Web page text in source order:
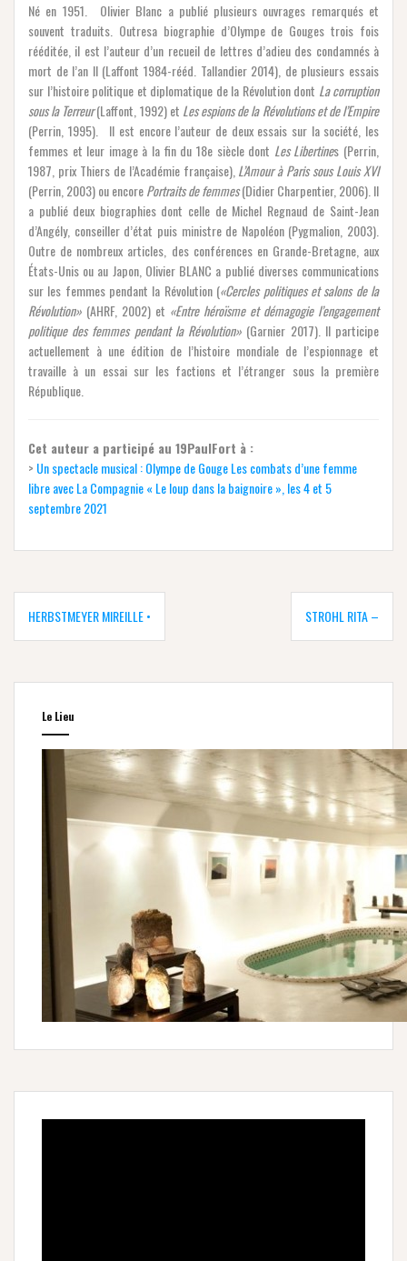
Né en 1951. Olivier Blanc a publié plusieurs ouvrages remarqués et
souvent traduits. Outresa biographie d’Olympe de Gouges trois fois
rééditée, il est l’auteur d’un recueil de lettres d’adieu des condamnés à
mort de l’an II (Laffont 1984-rééd. Tallandier 2014), de plusieurs essais
sur l’histoire politique et diplomatique de la Révolution dont La corruption
sous la Terreur(Laffont, 1992) et Les espions de la Révolutions et de l’Empire
(Perrin, 1995). Il est encore l’auteur de deux essais sur la société, les
femmes et leur image à la fin du 18e siècle dont Les Libertines (Perrin,
1987, prix Thiers de l’Académie française),L’Amour à Paris sous Louis XVI
(Perrin, 2003) ou encorePortraits de femmes(Didier Charpentier, 2006). Il
a publié deux biographies dont celle de Michel Regnaud de Saint-Jean
d’Angély, conseiller d’état puis ministre de Napoléon (Pygmalion, 2003).
Outre de nombreux articles, des conférences en Grande-Bretagne, aux
États-Unis ou au Japon, Olivier BLANC a publié diverses communications
sur les femmes pendant la Révolution («Cercles politiques et salons de la
Révolution» (AHRF, 2002) et «Entre héroïsme et démagogie l’engagement
politique des femmes pendant la Révolution» (Garnier 2017). Il participe
actuellement à une édition de l’histoire mondiale de l’espionnage et
travaille à un essai sur les factions et l’étranger sous la première
République.
Cet auteur a participé au 19PaulFort à :
> Un spectacle musical : Olympe de Gouge Les combats d’une femme
libre avec La Compagnie « Le loup dans la baignoire », les 4 et 5
septembre 2021
Navigation
l’article
HERBSTMEYER MIREILLE • STROHL RITA –
Le Lieu